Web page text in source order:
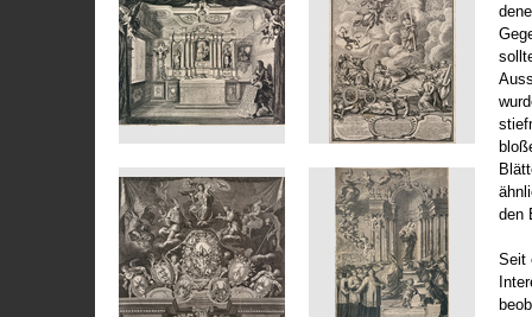
den
Seit